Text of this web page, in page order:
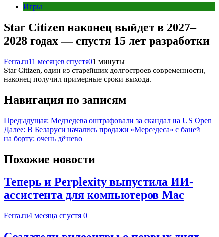
Игры
Star Citizen наконец выйдет в 2027–
2028 годах — спустя 15 лет разработки
Ferra.ru11 месяцев спустя01 минуты
Star Citizen, один из старейших долгостроев современности,
наконец получил примерные сроки выхода.
Навигация по записям
Предыдущая: Медведева оштрафовали за скандал на US Open
Далее: В Беларуси начались продажи «Мерседеса» с баней
на борту: очень дёшево
Похожие новости
Теперь и Perplexity выпустила ИИ-
ассистента для компьютеров Mac
Ferra.ru4 месяца спустя 0